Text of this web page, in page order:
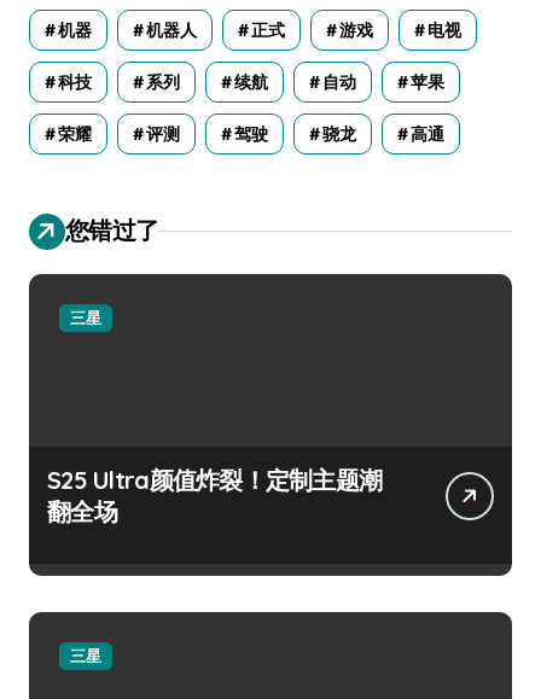
机器 机器人 正式 游戏 电视
科技 系列 续航 自动 苹果
荣耀 评测 驾驶 骁龙 高通
您错过了
三星
S25 Ultra颜值炸裂！定制主题潮
翻全场
三星